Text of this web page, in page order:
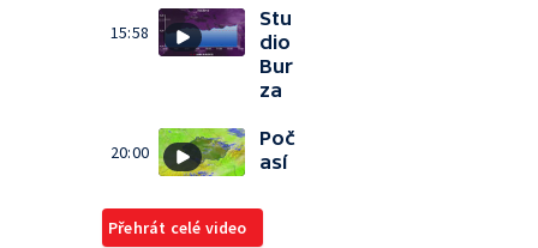
15:58
Stu
dio
Bur
za
20:00
Poč
así
Přehrát celé video